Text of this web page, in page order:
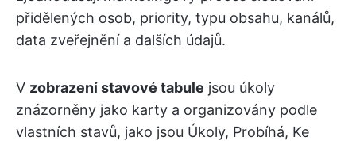
přidělených osob, priority, typu obsahu, kanálů,
data zveřejnění a dalších údajů.
V zobrazení stavové tabule jsou úkoly
znázorněny jako karty a organizovány podle
vlastních stavů, jako jsou Úkoly, Probíhá, Ke